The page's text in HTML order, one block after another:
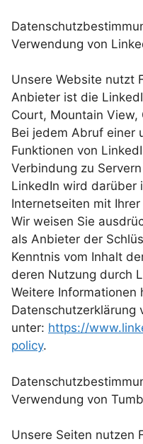
Verwendung von
Unsere Website nutzt
Anbieter ist die
Court, Mountain
Bei jedem Abruf einer
Funktionen von
Verbindung zu
LinkedIn wird darüber
Internetseiten mit
Wir weisen Sie
als Anbieter der
Kenntnis vom Inhalt
deren Nutzung durch
Weitere Informationen
Datenschutzerklärung
unter: https://
policy.
Verwendung von
Unsere Seiten nutzen